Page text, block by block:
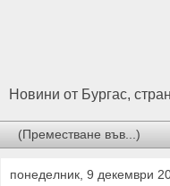
Новини от Бургас,
понеделник, 9 декември